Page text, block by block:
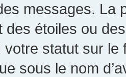
messages. La
des étoiles ou
votre statut sur
sous le nom